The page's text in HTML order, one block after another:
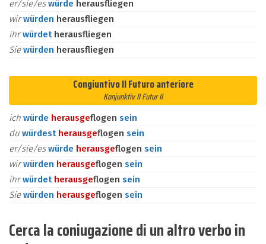
er/sie/eswürde herausfliegen
wirwürden herausfliegen
ihrwürdet herausfliegen
Siewürden herausfliegen
Congiuntivo II Futuro anteriore
Konjunktiv II Futur II
ich würde herausgeflogen sein
du würdest herausgeflogen sein
er/sie/eswürde herausgeflogen sein
wirwürden herausgeflogen sein
ihrwürdet herausgeflogen sein
Siewürden herausgeflogen sein
Cerca la coniugazione di un altro verbo in